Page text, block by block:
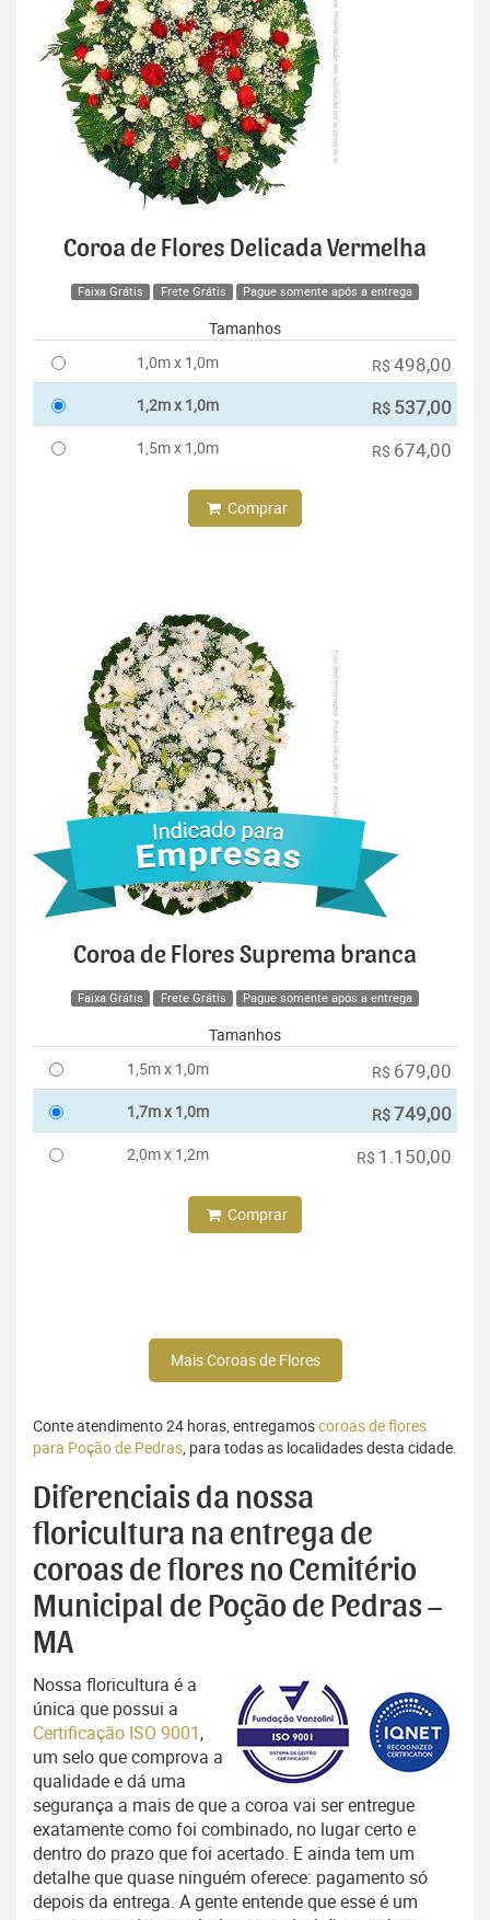
Coroa de Flores Delicada Vermelha
Faixa Grátis Frete Grátis Pague somente após a entrega
Tamanhos
1,0m x 1,0m
R$ 498,00
1,2m x 1,0m R$ 537,00
1,5m x 1,0m R$ 674,00
Comprar
Coroa de Flores Suprema branca
Faixa Grátis Frete Grátis Pague somente após a entrega
Tamanhos
1,5m x 1,0m
R$ 679,00
1,7m x 1,0m R$749,00
2,0m x 1,2m R$ 1.150,00
Comprar
Mais Coroas de Flores
Conte atendimento 24 horas, entregamoscoroas de flores
para Poção de Pedras, para todas as localidades desta cidade.
Diferenciais da nossa
floricultura na entrega de
coroas de flores no Cemitério
Municipal de Poção de Pedras –
MA
Nossa floricultura é a
única que possui a
Certificação ISO 9001,
um selo que comprova a
qualidade e dá uma
segurança a mais de que a coroa vai ser entregue
exatamente como foi combinado, no lugar certo e
dentro do prazo que foi acertado. E ainda tem um
detalhe que quase ninguém oferece: pagamento só
depois da entrega. A gente entende que esse é um